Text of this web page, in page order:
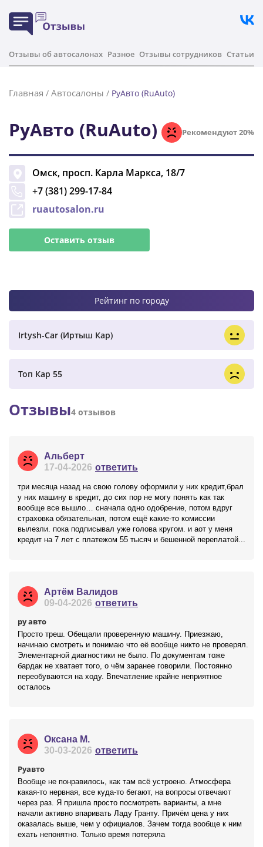
Отзывы об автосалонах Разное Отзывы сотрудников Статьи
Главная / Автосалоны / РуАвто (RuAuto)
РуАвто (RuAuto) Рекомендуют 20%
Омск, просп. Карла Маркса, 18/7
+7 (381) 299-17-84
ruautosalon.ru
Оставить отзыв
Рейтинг по городу
Irtysh-Car (Иртыш Кар)
Топ Кар 55
Отзывы4 отзывов
Альберт
17-04-2026 ответить
три месяца назад на свою голову оформили у них кредит,брал
у них машину в кредит, до сих пор не могу понять как так
вообще все вышло… сначала одно одобрение, потом вдруг
страховка обязательная, потом ещё какие-то комиссии
вылезли. пока подписывал уже голова кругом. и аот у меня
кредит на 7 лет с платежом 55 тысяч и бешенной переплатой...
Артём Валидов
09-04-2026 ответить
ру авто
Просто треш. Обещали проверенную машину. Приезжаю,
начинаю смотреть и понимаю что её вообще никто не проверял.
Элементарной диагностики не было. По документам тоже
бардак не хватает того, о чём заранее говорили. Постоянно
переобуваются на ходу. Впечатление крайне неприятное
осталось
Оксана М.
30-03-2026 ответить
Руавто
Вообще не понравилось, как там всё устроено. Атмосфера
какая-то нервная, все куда-то бегают, на вопросы отвечают
через раз. Я пришла просто посмотреть варианты, а мне
начали активно впаривать Ладу Гранту. Причём цена у них
оказалась выше, чем у официалов. Зачем тогда вообще к ним
ехать непонятно. Только время потеряла